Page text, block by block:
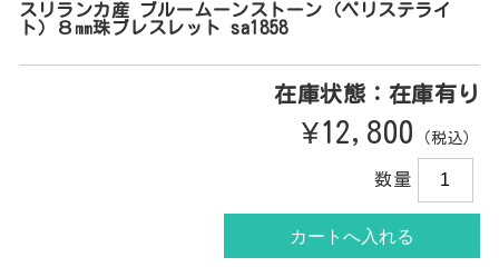
スリランカ産 ブルームーンストーン（ペリステライ
ト）８㎜珠ブレスレット sa1858
在庫状態：在庫有り
¥12,800 （税込）
数量